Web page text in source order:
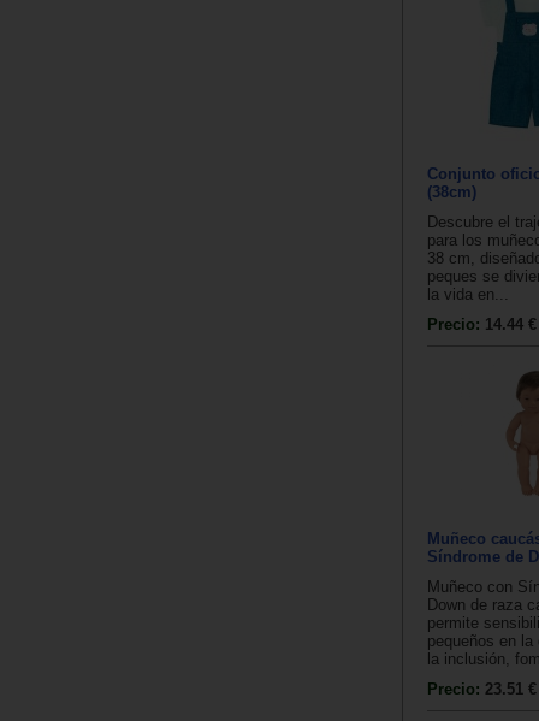
Conjunto
(38cm)
Descubre el
para los
38 cm,
peques se
la vida en...
Precio: 14.44 €
Muñeco
Síndrome de
Muñeco con
Down de raza
permite
pequeños en
la inclusión,
Precio: 23.51 €